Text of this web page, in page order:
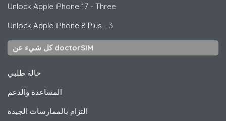
Unlock Apple iPhone 17 - Three
Unlock Apple iPhone 8 Plus - 3
كل شيء عن doctorSIM
حالة طلبي
المساعدة والدعم
التزام بالممارسات الجيدة